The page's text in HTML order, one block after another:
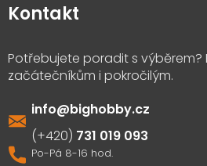
Kontakt
info@bighobby.cz
731 019 093